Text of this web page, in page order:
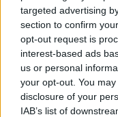
targeted advertising
section to confirm
opt-out request is
interest-based ads
us or personal
your opt-out. You
disclosure of your
IAB’s list of
Szerintem meg
senkinek, még
sem kell
nevezzék.” –